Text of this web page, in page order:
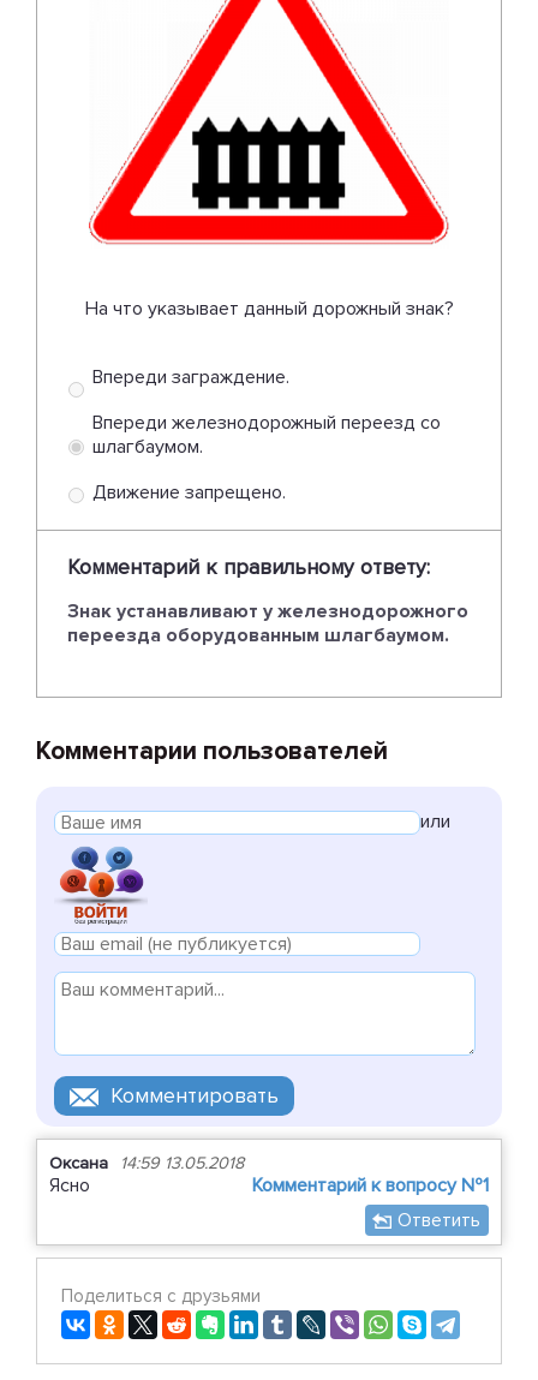
На что указывает данный дорожный знак?
Впереди заграждение.
Впереди железнодорожный переезд со
шлагбаумом.
Движение запрещено.
Комментарий к правильному ответу:
Знак устанавливают у железнодорожного
переезда оборудованным шлагбаумом.
Комментарии пользователей
или
Оксана 14:59 13.05.2018
Комментарий к вопросу №1
Ясно
Ответить
Поделиться с друзьями